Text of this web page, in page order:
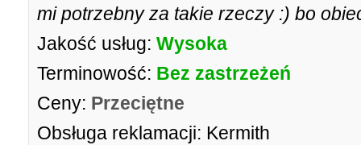
mi potrzebny za takie rzeczy :) bo
Jakość usług: Wysoka
Terminowość: Bez zastrzeżeń
Ceny: Przeciętne
Obsługa reklamacji: Kermith